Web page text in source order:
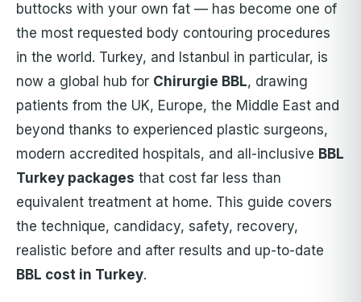
buttocks with your own fat — has become one of
the most requested body contouring procedures
in the world. Turkey, and Istanbul in particular, is
now a global hub for Chirurgie BBL, drawing
patients from the UK, Europe, the Middle East and
beyond thanks to experienced plastic surgeons,
modern accredited hospitals, and all-inclusive BBL
Turkey packages that cost far less than
equivalent treatment at home. This guide covers
the technique, candidacy, safety, recovery,
realistic before and after results and up-to-date
BBL cost in Turkey.